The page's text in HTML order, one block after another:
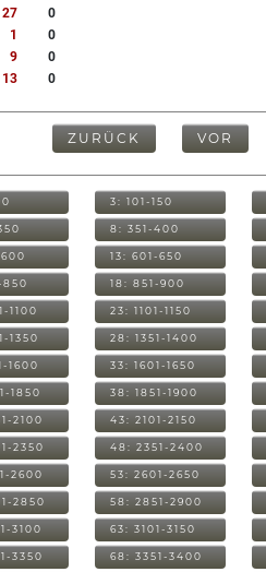
27
0
1
0
9
0
13 0
ZURÜCK VOR
3: 101-150
8: 351-400
13: 601-650
850 18: 851-900
1100 23: 1101-1150
1350 28: 1351-1400
1600 33: 1601-1650
1850 38: 1851-1900
2100 43: 2101-2150
2350 48: 2351-2400
2600 53: 2601-2650
2850 58: 2851-2900
3100 63: 3101-3150
3350 68: 3351-3400